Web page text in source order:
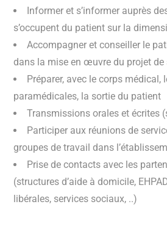
Informer et s’informer auprès
s’occupent du patient sur la
Accompagner et conseiller le
dans la mise en œuvre du projet de
Préparer, avec le corps médical,
paramédicales, la sortie du patient
Transmissions orales et écrites
Participer aux réunions de
groupes de travail dans
Prise de contacts avec les
(structures d’aide à domicile,
libérales, services sociaux, ..)